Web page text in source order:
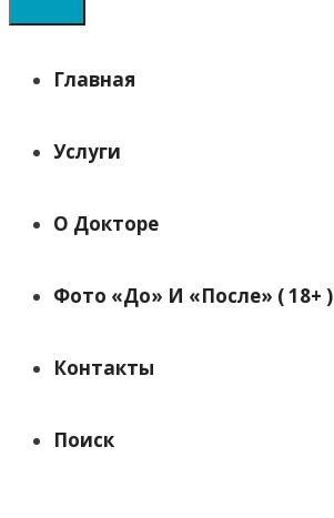
Главная
Услуги
О Докторе
Фото «до» И «после» ( 18+ )
Контакты
Поиск